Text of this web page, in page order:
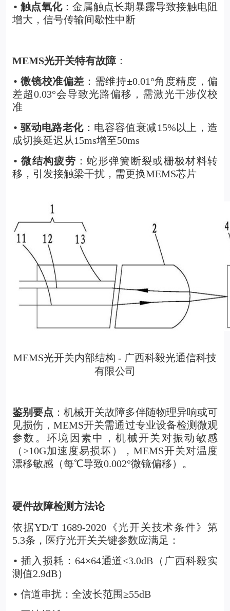
• 触点氧化：金属触点长期暴露导致接触电阻
增大，信号传输间歇性中断
MEMS光开关特有故障：
• 微镜校准偏差 ：需维持±0.01°角度精度，偏
差超0.03°会导致光路偏移，需激光干涉仪校
准
• 驱动电路老化：电容容值衰减15%以上，造
成切换延迟从15ms增至50ms
• 微结构疲劳 ：蛇形弹簧断裂或栅极材料转
移，引发接触梁干扰，需更换MEMS芯片
MEMS光开关内部结构 - 广西科毅光通信科技
有限公司
鉴别要点 ：机械开关故障多伴随物理异响或可
见损伤，MEMS开关需通过专业设备检测微观
参数。环境因素中，机械开关对振动敏感
（>10G加速度易损坏），MEMS开关对温度
漂移敏感（每℃导致0.002°微镜偏移）。
硬件故障检测方法论
依据YD/T 1689-2020《光开关技术条件》第
5.3条，医疗光开关关键参数应满足：
• 插入损耗：64×64通道≤3.0dB（广西科毅实
测值2.9dB）
• 信道串扰：全波长范围≥55dB